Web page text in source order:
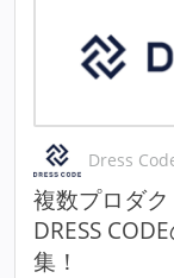
Dress
複数プロダ
DRESS
集！